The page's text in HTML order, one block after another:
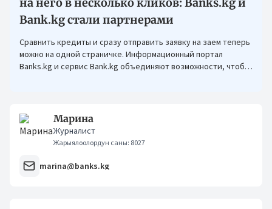
Bank.kg стали партнерами
Сравнить кредиты и сразу отправить заявку на заем теперь
можно на одной страничке. Информационный портал
Banks.kg и сервис Bank.kg объединяют возможности, чтобы
Марина
Журналист
Жарыялоолордун саны: 8027
marina@banks.kg